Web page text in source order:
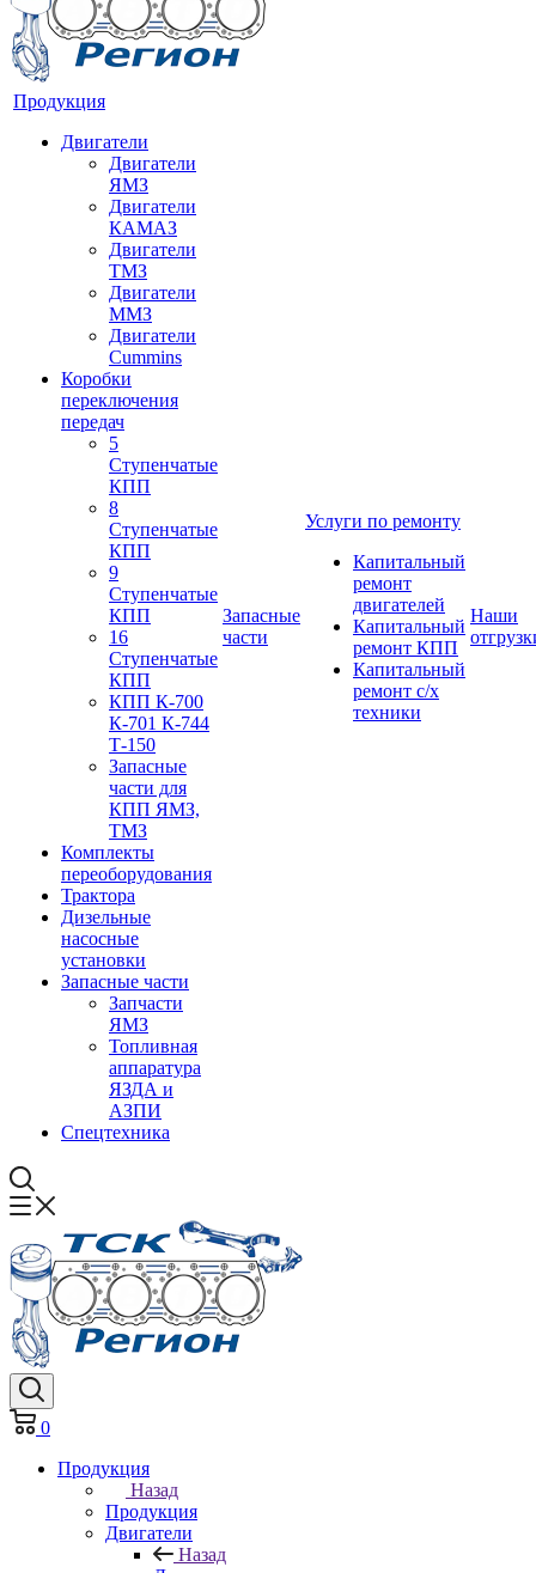
Продукция
Двигатели
Двигатели
ЯМЗ
Двигатели
КАМАЗ
Двигатели
ТМЗ
Двигатели
ММЗ
Двигатели
Cummins
Коробки
переключения
передач
5
Ступенчатые
КПП
8
Ступенчатые
КПП
9
Ступенчатые
КПП
16
Ступенчатые
КПП
КПП К-700
К-701 К-744
Т-150
Запасные
части для
КПП ЯМЗ,
ТМЗ
Комплекты
переоборудования
Трактора
Дизельные
насосные
установки
Запасные части
Запчасти
ЯМЗ
Топливная
аппаратура
ЯЗДА и
АЗПИ
Спецтехника
Запасные
части
Услуги по ремонту
Капитальный
ремонт
двигателей
Капитальный
ремонт КПП
Капитальный
ремонт с/х
техники
Наши
0
Продукция
Назад
Продукция
Двигатели
Назад